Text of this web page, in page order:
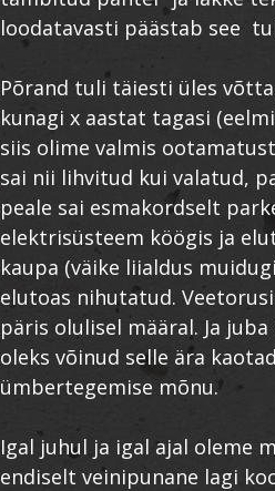
loodatavasti päästab see
Põrand tuli täiesti üles
kunagi x aastat tagasi
siis olime valmis
sai nii lihvitud kui valatud,
peale sai esmakordselt
elektrisüsteem köögis ja
kaupa (väike liialdus
elutoas nihutatud.
päris olulisel määral. Ja
oleks võinud selle ära
ümbertegemise mõnu.
Igal juhul ja igal ajal oleme
endiselt veinipunane lagi